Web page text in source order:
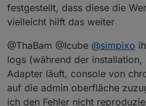
festgestellt, dass diese die
vielleicht hilft das weiter
@ThaBam @Icube @simpixo
logs (während der
Adapter läuft, console von
auf die admin oberfläche
ich den Fehler nicht